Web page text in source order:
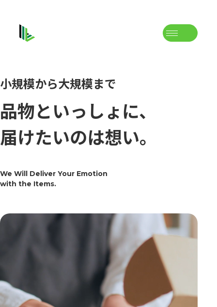
小規模から大規模まで
品物といっしょに、
届けたいのは想い。
We Will Deliver Your Emotion
with the Items.